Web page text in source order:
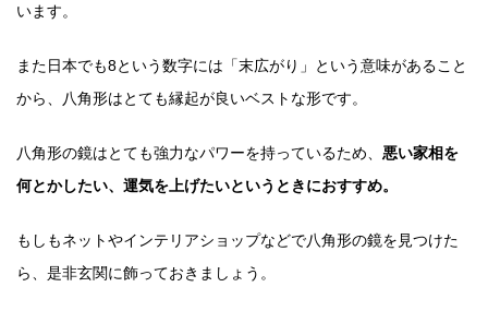
います。
また日本でも8という数字には「末広がり」という意味があること
から、八角形はとても縁起が良いベストな形です。
八角形の鏡はとても強力なパワーを持っているため、 悪い家相を
何とかしたい、運気を上げたいというときにおすすめ。
もしもネットやインテリアショップなどで八角形の鏡を見つけた
ら、是非玄関に飾っておきましょう。